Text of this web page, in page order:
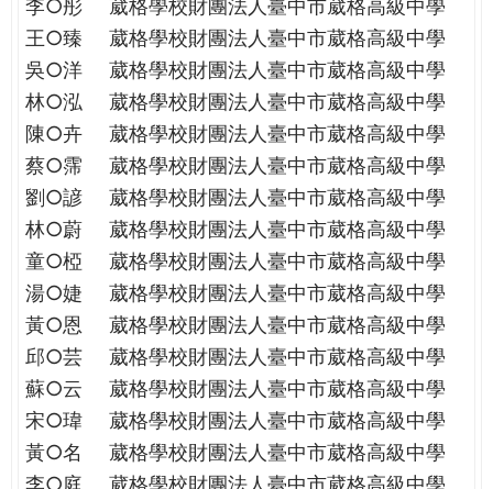
李○彤
葳格學校財團法人臺中市葳格高級中學
王○臻
葳格學校財團法人臺中市葳格高級中學
吳○洋
葳格學校財團法人臺中市葳格高級中學
林○泓
葳格學校財團法人臺中市葳格高級中學
陳○卉
葳格學校財團法人臺中市葳格高級中學
蔡○霈
葳格學校財團法人臺中市葳格高級中學
劉○諺
葳格學校財團法人臺中市葳格高級中學
林○蔚
葳格學校財團法人臺中市葳格高級中學
童○椏
葳格學校財團法人臺中市葳格高級中學
湯○婕
葳格學校財團法人臺中市葳格高級中學
黃○恩
葳格學校財團法人臺中市葳格高級中學
邱○芸
葳格學校財團法人臺中市葳格高級中學
蘇○云
葳格學校財團法人臺中市葳格高級中學
宋○瑋
葳格學校財團法人臺中市葳格高級中學
黃○名
葳格學校財團法人臺中市葳格高級中學
李○庭
葳格學校財團法人臺中市葳格高級中學